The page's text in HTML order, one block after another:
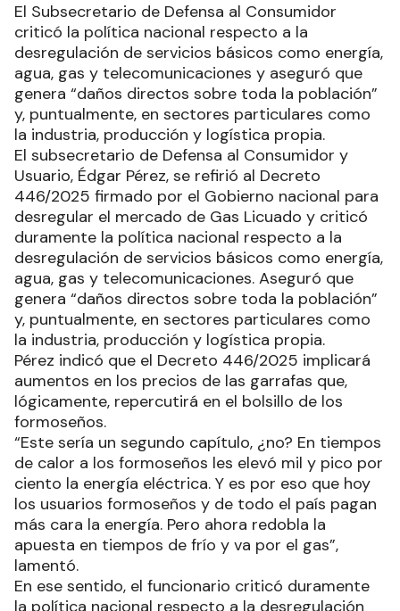
El Subsecretario de Defensa al Consumidor
criticó la política nacional respecto a la
desregulación de servicios básicos como energía,
agua, gas y telecomunicaciones y aseguró que
genera “daños directos sobre toda la población”
y, puntualmente, en sectores particulares como
la industria, producción y logística propia.
El subsecretario de Defensa al Consumidor y
Usuario, Édgar Pérez, se refirió al Decreto
446/2025 firmado por el Gobierno nacional para
desregular el mercado de Gas Licuado y criticó
duramente la política nacional respecto a la
desregulación de servicios básicos como energía,
agua, gas y telecomunicaciones. Aseguró que
genera “daños directos sobre toda la población”
y, puntualmente, en sectores particulares como
la industria, producción y logística propia.
Pérez indicó que el Decreto 446/2025 implicará
aumentos en los precios de las garrafas que,
lógicamente, repercutirá en el bolsillo de los
formoseños.
“Este sería un segundo capítulo, ¿no? En tiempos
de calor a los formoseños les elevó mil y pico por
ciento la energía eléctrica. Y es por eso que hoy
los usuarios formoseños y de todo el país pagan
más cara la energía. Pero ahora redobla la
apuesta en tiempos de frío y va por el gas”,
lamentó.
En ese sentido, el funcionario criticó duramente
la política nacional respecto a la desregulación